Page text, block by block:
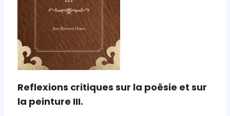
Reflexions critiques sur la poësie et sur
la peinture III.